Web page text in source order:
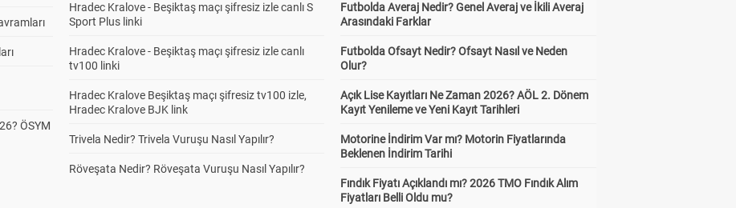
ÖSYM
Hradec Kralove - Beşiktaş maçı şifresiz izle canlı S
Sport Plus linki
Hradec Kralove - Beşiktaş maçı şifresiz izle canlı
tv100 linki
Hradec Kralove Beşiktaş maçı şifresiz tv100 izle,
Hradec Kralove BJK link
Trivela Nedir? Trivela Vuruşu Nasıl Yapılır?
Röveşata Nedir? Röveşata Vuruşu Nasıl Yapılır?
Futbolda Averaj Nedir? Genel Averaj ve İkili Averaj
Arasındaki Farklar
Futbolda Ofsayt Nedir? Ofsayt Nasıl ve Neden
Olur?
Açık Lise Kayıtları Ne Zaman 2026? AÖL 2. Dönem
Kayıt Yenileme ve Yeni Kayıt Tarihleri
Motorine İndirim Var mı? Motorin Fiyatlarında
Beklenen İndirim Tarihi
Fındık Fiyatı Açıklandı mı? 2026 TMO Fındık Alım
Fiyatları Belli Oldu mu?